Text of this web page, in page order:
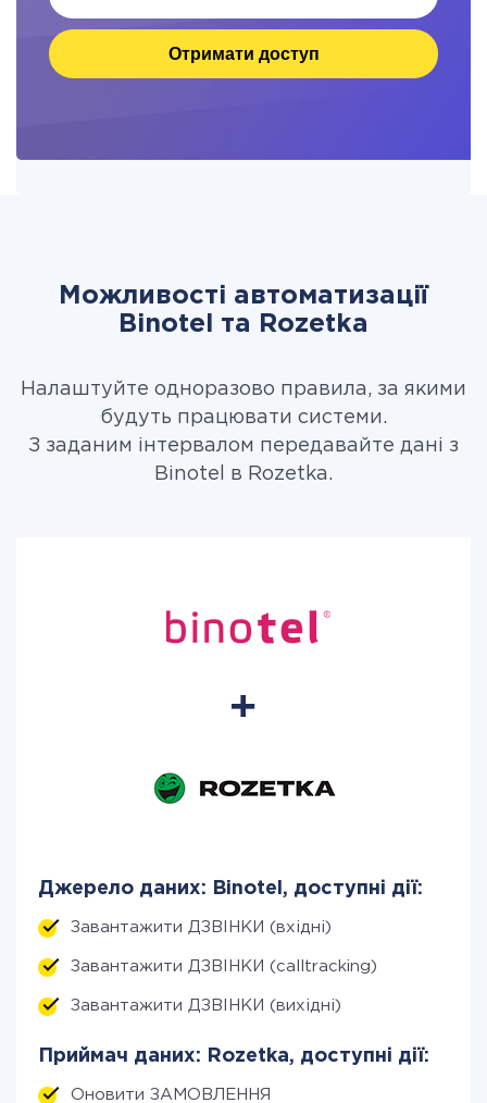
Отримати доступ
Можливості автоматизації
Binotel та Rozetka
Налаштуйте одноразово правила, за якими
будуть працювати системи.
З заданим інтервалом передавайте дані з
Binotel в Rozetka.
Джерело даних: Binotel, доступні дії:
Завантажити ДЗВІНКИ (вхідні)
Завантажити ДЗВІНКИ (calltracking)
Завантажити ДЗВІНКИ (вихідні)
Приймач даних: Rozetka, доступні дії:
Оновити ЗАМОВЛЕННЯ